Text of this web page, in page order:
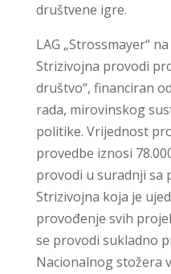
društvene igre.
LAG „Strossmayer“
Strizivojna provodi
društvo“, financiran
rada, mirovinskog
politike. Vrijednost
provedbe iznosi
provodi u suradnji sa
Strizivojna koja je
provođenje svih
se provodi sukladno
Nacionalnog stožera